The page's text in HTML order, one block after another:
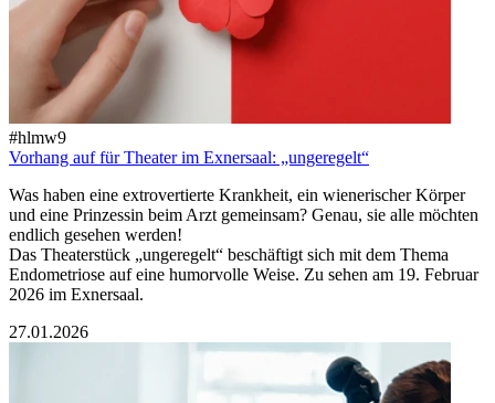
#hlmw9
Vorhang auf für Theater im Exnersaal: „ungeregelt“
Was haben eine extrovertierte Krankheit, ein wienerischer Körper
und eine Prinzessin beim Arzt gemeinsam? Genau, sie alle möchten
endlich gesehen werden!
Das Theaterstück „ungeregelt“ beschäftigt sich mit dem Thema
Endometriose auf eine humorvolle Weise. Zu sehen am 19. Februar
2026 im Exnersaal.
27.01.2026